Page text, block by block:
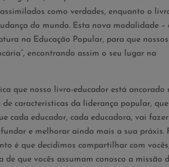
como verdades, enquanto o
do mundo. Esta nova modalidade –
na Educação Popular, para que nossos
encontrando assim o seu lugar na
que nosso livro-educador está ancorado
características da liderança popular,
cada educador, cada educadora, vai fazer
e melhorar ainda mais a sua práxis.
é que decidimos compartilhar com vocês,
que vocês assumam conosco a missão